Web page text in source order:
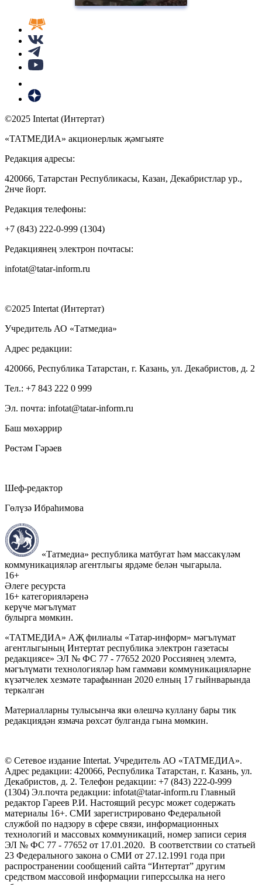
©2025 Intertat (Интертат)
«ТАТМЕДИА» акционерлык җәмгыяте
Редакция адресы:
420066, Татарстан Республикасы, Казан, Декабристлар ур.,
2нче йорт.
Редакция телефоны:
+7 (843) 222-0-999 (1304)
Редакциянең электрон почтасы:
infotat@tatar-inform.ru
©2025 Intertat (Интертат)
Учредитель АО «Татмедиа»
Адрес редакции:
420066, Республика Татарстан, г. Казань, ул. Декабристов, д. 2
Тел.: +7 843 222 0 999
Эл. почта: infotat@tatar-inform.ru
Баш мөхәррир
Рөстәм Гәрәев
Шеф-редактор
Гөлүзә Ибраһимова
«Татмедиа» республика матбугат һәм массакүләм
коммуникацияләр агентлыгы ярдәме белән чыгарыла.
16+
Әлеге ресурста
16+ категорияләренә
керүче мәгълүмат
булырга мөмкин.
«ТАТМЕДИА» АҖ филиалы «Татар-информ» мәгълүмат
агентлыгының Интертат республика электрон газетасы
редакциясе» ЭЛ № ФС 77 - 77652 2020 Россиянең элемтә,
мәгълүмати технологияләр һәм гаммәви коммуникацияләрне
күзәтчелек хезмәте тарафыннан 2020 елның 17 гыйнварында
теркәлгән
Материалларны тулысынча яки өлешчә куллану бары тик
редакциядән язмача рөхсәт булганда гына мөмкин.
© Сетевое издание Intertat. Учредитель АО «ТАТМЕДИА».
Адрес редакции: 420066, Республика Татарстан, г. Казань, ул.
Декабристов, д. 2. Телефон редакции: +7 (843) 222-0-999
(1304) Эл.почта редакции: infotat@tatar-inform.ru Главный
редактор Гареев Р.И. Настоящий ресурс может содержать
материалы 16+. СМИ зарегистрировано Федеральной
службой по надзору в сфере связи, информационных
технологий и массовых коммуникаций, номер записи серия
ЭЛ № ФС 77 - 77652 от 17.01.2020. В соответствии со статьей
23 Федерального закона о СМИ от 27.12.1991 года при
распространении сообщений сайта “Интертат” другим
средством массовой информации гиперссылка на него